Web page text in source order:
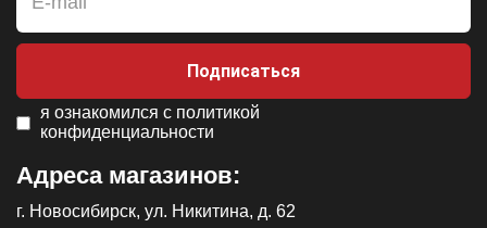
Подписаться
я ознакомился с политикой
конфиденциальности
Адреса магазинов:
г. Новосибирск, ул. Никитина, д. 62